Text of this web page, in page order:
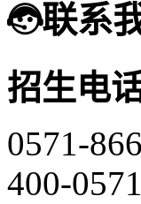
联系
招生电
0571-
400-